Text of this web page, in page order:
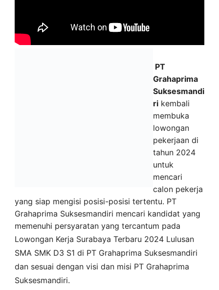
PT
Grahaprima
Suksesmandi
ri kembali
membuka
lowongan
pekerjaan di
tahun 2024
untuk
mencari
calon pekerja
yang siap mengisi posisi-posisi tertentu. PT
Grahaprima Suksesmandiri mencari kandidat yang
memenuhi persyaratan yang tercantum pada
Lowongan Kerja Surabaya Terbaru 2024 Lulusan
SMA SMK D3 S1 di PT Grahaprima Suksesmandiri
dan sesuai dengan visi dan misi PT Grahaprima
Suksesmandiri.